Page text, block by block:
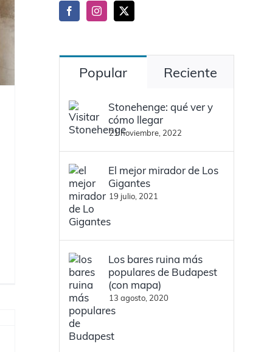
Popular Reciente
Stonehenge: qué ver y
cómo llegar
21 noviembre, 2022
El mejor mirador de Los
Gigantes
19 julio, 2021
Los bares ruina más
populares de Budapest
(con mapa)
13 agosto, 2020